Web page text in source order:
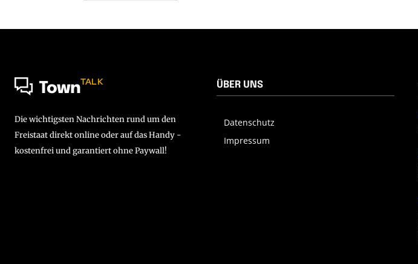
TownTALK
Die wichtigsten Nachrichten rund um den
Freistaat direkt online oder auf das Handy -
kostenfrei und garantiert ohne Paywall!
ÜBER UNS
Datenschutz
Impressum